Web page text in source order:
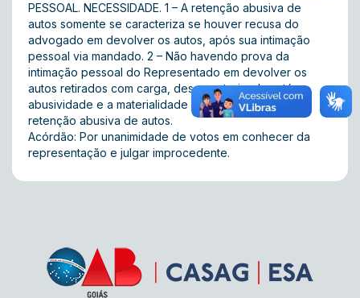
PESSOAL. NECESSIDADE. 1 – A retenção abusiva de
autos somente se caracteriza se houver recusa do
advogado em devolver os autos, após sua intimação
pessoal via mandado. 2 – Não havendo prova da
intimação pessoal do Representado em devolver os
autos retirados com carga, descaracterizada está a
abusividade e a materialidade da infração ética de
retenção abusiva de autos.
Acórdão: Por unanimidade de votos em conhecer da
representação e julgar improcedente.